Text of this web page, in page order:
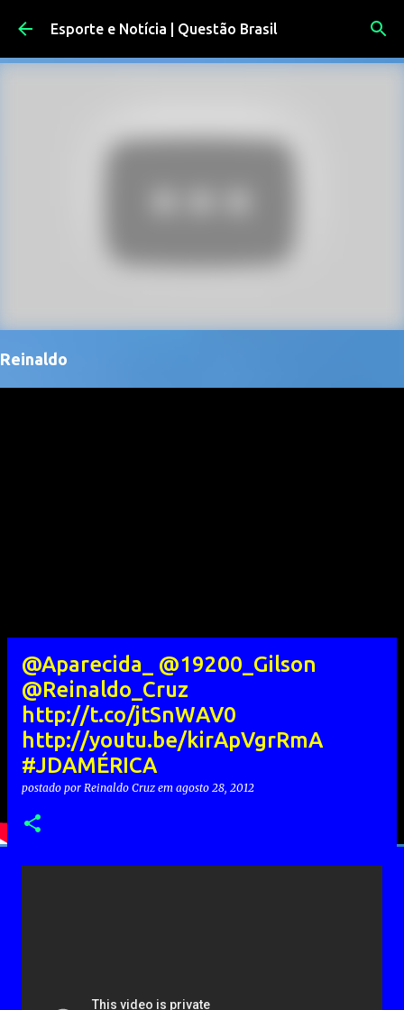
Pular para o conteúdo principal
Esporte e Notícia | Questão Brasil
Reinaldo
@Aparecida_ @19200_Gilson
@Reinaldo_Cruz
http://t.co/jtSnWAV0
http://youtu.be/kirApVgrRmA
#JDAMÉRICA
postado por Reinaldo Cruz em agosto 28, 2012